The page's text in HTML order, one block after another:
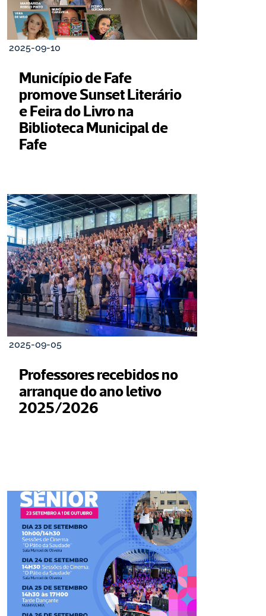
2025-09-10
Município de Fafe
promove Sunset Literário
e Feira do Livro na
Biblioteca Municipal de
Fafe
2025-09-05
Professores recebidos no
arranque do ano letivo
2025/2026